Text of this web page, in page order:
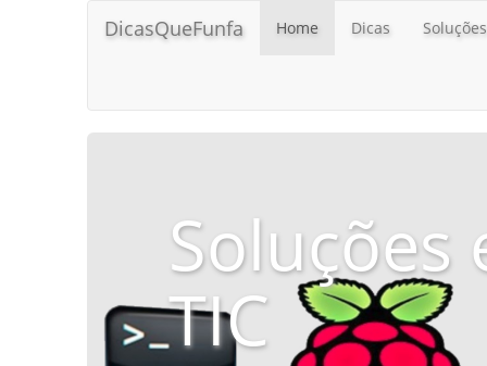
DicasQueFunfa Home Dicas Soluções
Soluções
TIC